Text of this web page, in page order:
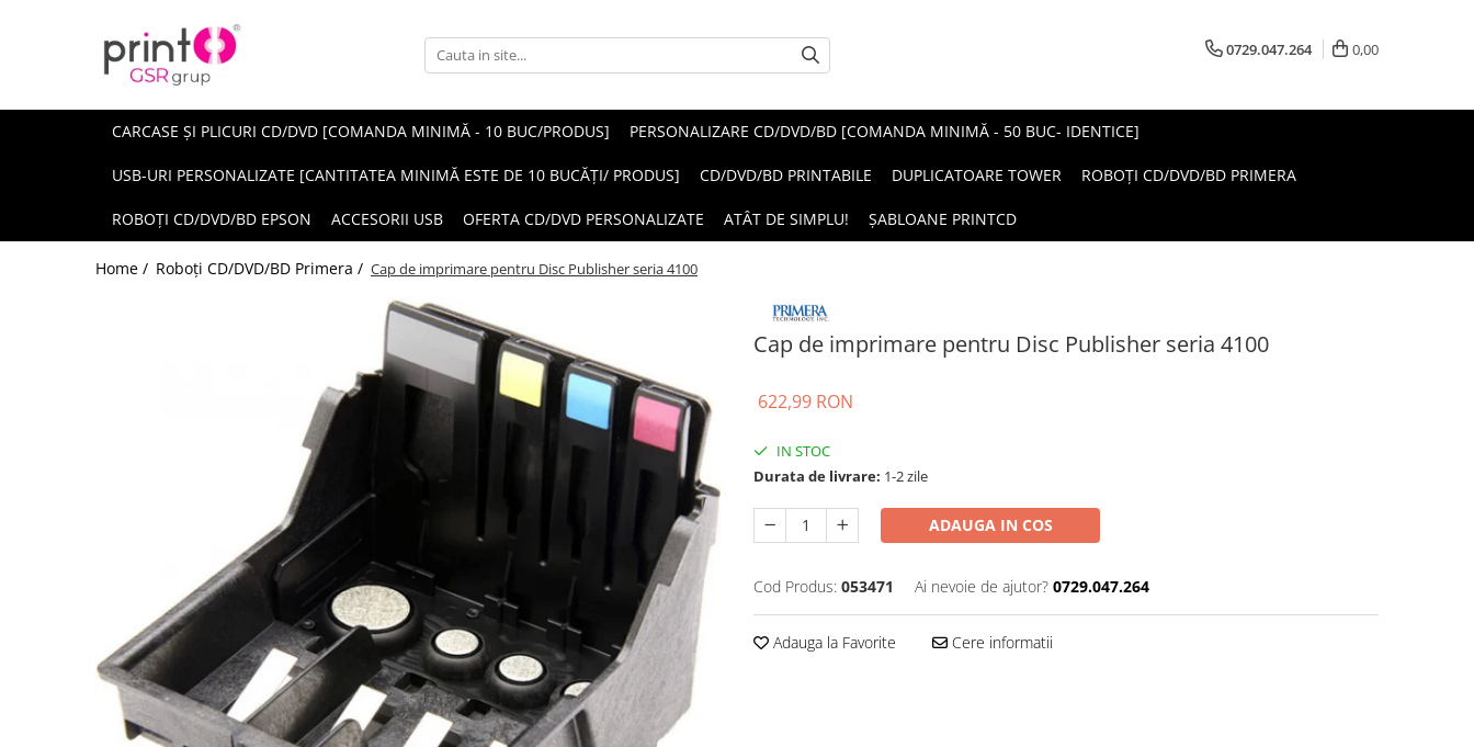
0729.047.264 0,00
CARCASE ȘI PLICURI CD/DVD [COMANDA MINIMĂ - 10 BUC/PRODUS] PERSONALIZARE CD/DVD/BD [COMANDA MINIMĂ - 50 BUC- IDENTICE]
USB-URI PERSONALIZATE [CANTITATEA MINIMĂ ESTE DE 10 BUCĂȚI/ PRODUS] CD/DVD/BD PRINTABILE DUPLICATOARE TOWER ROBOȚI CD/DVD/BD PRIMERA
ROBOȚI CD/DVD/BD EPSON ACCESORII USB OFERTA CD/DVD PERSONALIZATE ATÂT DE SIMPLU! ȘABLOANE PRINTCD
Home / Roboți CD/DVD/BD Primera / Cap de imprimare pentru Disc Publisher seria 4100
Cap de imprimare pentru Disc Publisher seria 4100
622,99 RON
IN STOC
Durata de livrare: 1-2 zile
ADAUGA IN COS
Cod Produs: 053471 Ai nevoie de ajutor? 0729.047.264
Adauga la Favorite Cere informatii